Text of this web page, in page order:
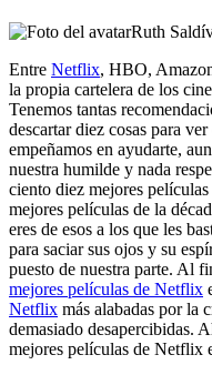
Ruth
Entre Netflix, HBO,
la propia cartelera de los
Tenemos tantas
descartar diez cosas para
empeñamos en ayudarte,
nuestra humilde y nada
ciento diez mejores
mejores películas de la
eres de esos a los que les
para saciar sus ojos y su
puesto de nuestra parte. Al
mejores películas de Netflix
Netflix más alabadas por la
demasiado desapercibidas.
mejores películas de Netflix